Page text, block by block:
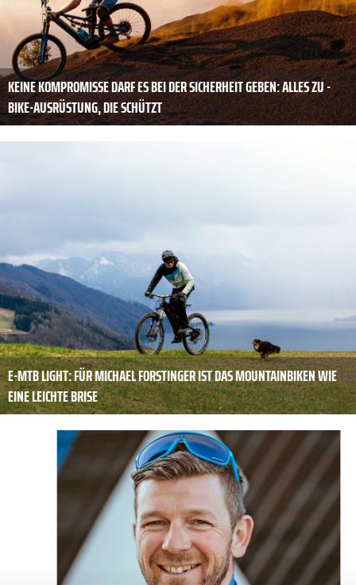
KEINE KOMPROMISSE DARF ES BEI DER SICHERHEIT GEBEN: ALLES ZU ­
BIKE-AUSRÜSTUNG, DIE SCHÜTZT
E-MTB LIGHT: FÜR MICHAEL FORSTINGER IST DAS MOUNTAINBIKEN WIE
EINE LEICHTE BRISE